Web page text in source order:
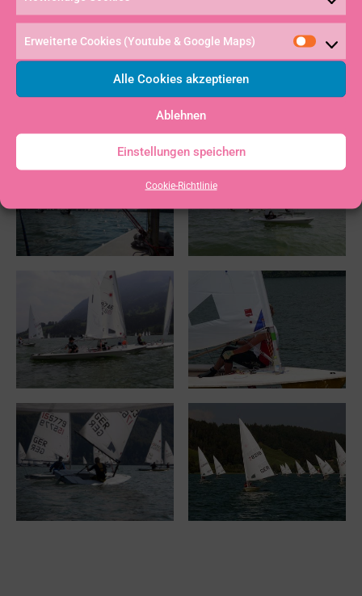
Erweiterte Cookies (Youtube & Google Maps)
Alle Cookies akzeptieren
Ablehnen
Einstellungen speichern
Cookie-Richtlinie
Hoffmann, 7. Julian Hoffmann, 9. Laura Schreiner,
22. Philine Blees, 25. Adrian Schreiner, 26. Luise
Klaas, 40. Cornelius Rogg, 100. Tamina Kiesling und
109. Paul Arnold.